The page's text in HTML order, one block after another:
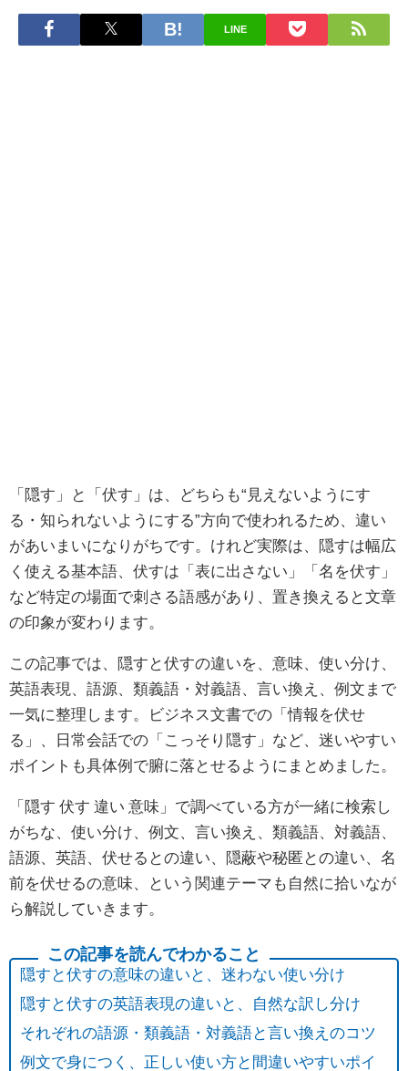
LINE
「隠す」と「伏す」は、どちらも“見えないようにす
る・知られないようにする”方向で使われるため、違い
があいまいになりがちです。けれど実際は、隠すは幅広
く使える基本語、伏すは「表に出さない」「名を伏す」
など特定の場面で刺さる語感があり、置き換えると文章
の印象が変わります。
この記事では、隠すと伏すの違いを、意味、使い分け、
英語表現、語源、類義語・対義語、言い換え、例文まで
一気に整理します。ビジネス文書での「情報を伏せ
る」、日常会話での「こっそり隠す」など、迷いやすい
ポイントも具体例で腑に落とせるようにまとめました。
「隠す 伏す 違い 意味」で調べている方が一緒に検索し
がちな、使い分け、例文、言い換え、類義語、対義語、
語源、英語、伏せるとの違い、隠蔽や秘匿との違い、名
前を伏せるの意味、という関連テーマも自然に拾いなが
ら解説していきます。
隠すと伏すの意味の違いと、迷わない使い分け
隠すと伏すの英語表現の違いと、自然な訳し分け
それぞれの語源・類義語・対義語と言い換えのコツ
例文で身につく、正しい使い方と間違いやすいポイ